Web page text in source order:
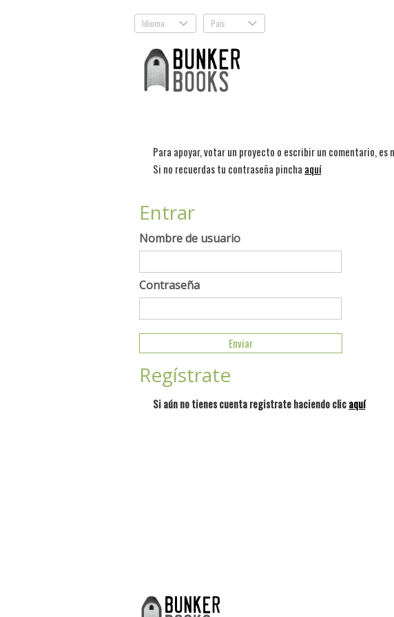
Idioma . País .
Para apoyar, votar un proyecto o escribir un comentario,
Si no recuerdas tu contraseña pincha aquí
Entrar
Nombre de usuario
Contraseña
Regístrate
Si aún no tienes cuenta registrate haciendo clicaquí